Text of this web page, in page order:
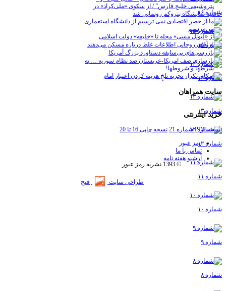
شماره ۱۶
شماره ۱۵
شماره ۱۴
شماره ۱۳
شماره ۱۲
شماره ۱۱
شماره ۱۰
شماره ۹
شماره ۸
سایت همراهان
خرید اینترنتی
نسخه PDF شماره 21
نسخه چاپی 16 تا 20
رمز عبور
تماس با ما
آرشیو هفته نامه
© 1393 نشریه رمز عبور
طراحی سایت فتح